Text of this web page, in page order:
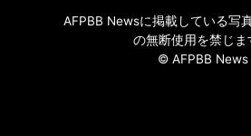
AFPBB Newsに掲載している写
の無断使用を禁じま
© AFPBB News